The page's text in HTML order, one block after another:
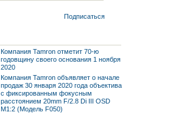
Подписаться
Компания Tamron отметит 70-ю
годовщину своего основания 1 ноября
2020
Компания Tamron объявляет о начале
продаж 30 января 2020 года объектива
с фиксированным фокусным
расстоянием 20mm F/2.8 Di III OSD
M1:2 (Модель F050)